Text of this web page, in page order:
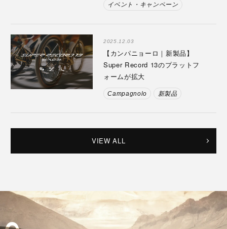
イベント・キャンペーン
2025.12.03
【カンパニョーロ｜新製品】
Super Record 13のプラットフ
ォームが拡大
Campagnolo 新製品
VIEW ALL